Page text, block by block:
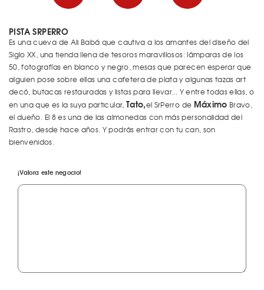
PISTA SRPERRO
Es una cueva de Ali Babá que cautiva a los amantes del diseño del
Siglo XX, una tienda llena de tesoros maravillosos: lámparas de los
50, fotografías en blanco y negro, mesas que parecen esperar que
alguien pose sobre ellas una cafetera de plata y algunas tazas art
decó, butacas restauradas y listas para llevar... Y entre todas ellas, o
en una que es la suya particular, Tato,el SrPerro de Máximo Bravo,
el dueño. El 8 es una de las almonedas con más personalidad del
Rastro, desde hace años. Y podrás entrar con tu can, son
bienvenidos.
¡Valora este negocio!